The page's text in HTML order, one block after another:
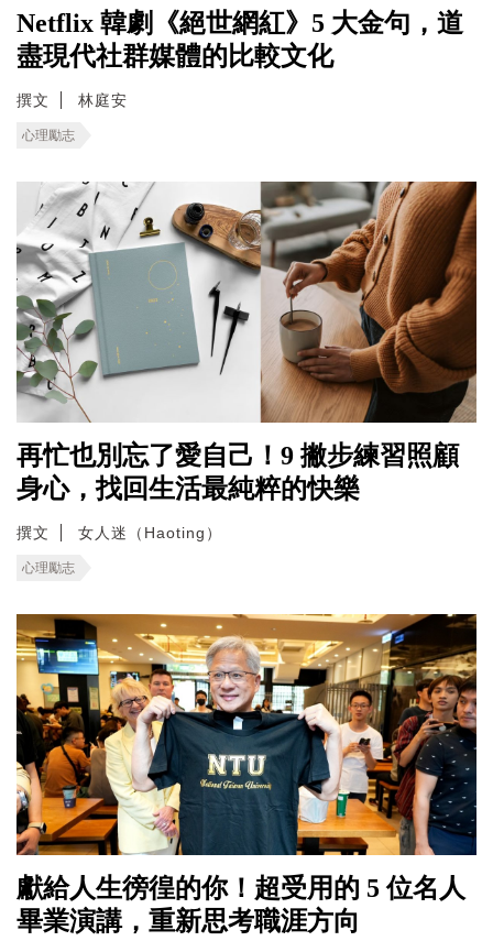
Netflix 韓劇《絕世網紅》5 大金句，道
盡現代社群媒體的比較文化
撰文 林庭安
心理勵志
再忙也別忘了愛自己！9 撇步練習照顧
身心，找回生活最純粹的快樂
撰文 女人迷（Haoting）
心理勵志
獻給人生徬徨的你！超受用的 5 位名人
畢業演講，重新思考職涯方向